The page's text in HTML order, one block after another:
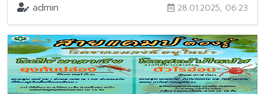
admin 28.01.2025, 06:23